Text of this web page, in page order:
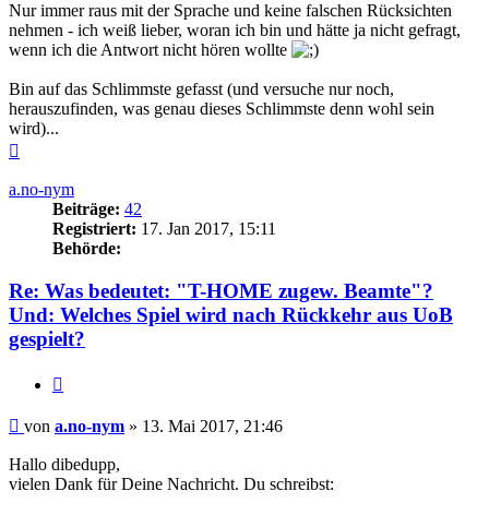
Nur immer raus mit der Sprache und keine falschen Rücksichten
nehmen - ich weiß lieber, woran ich bin und hätte ja nicht gefragt,
wenn ich die Antwort nicht hören wollte
Bin auf das Schlimmste gefasst (und versuche nur noch,
herauszufinden, was genau dieses Schlimmste denn wohl sein
wird)...
a.no-nym
Beiträge: 42
Registriert: 17. Jan 2017, 15:11
Behörde:
Re: Was bedeutet: "T-HOME zugew. Beamte"?
Und: Welches Spiel wird nach Rückkehr aus UoB
gespielt?
Beitrag
von a.no-nym » 13. Mai 2017, 21:46
Hallo dibedupp,
vielen Dank für Deine Nachricht. Du schreibst: